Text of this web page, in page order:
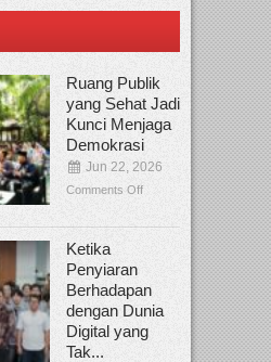
Ruang Publik
yang Sehat Jadi
Kunci Menjaga
Demokrasi
Jun 22, 2026
Comments Off
Ketika
Penyiaran
Berhadapan
dengan Dunia
Digital yang
Tak...